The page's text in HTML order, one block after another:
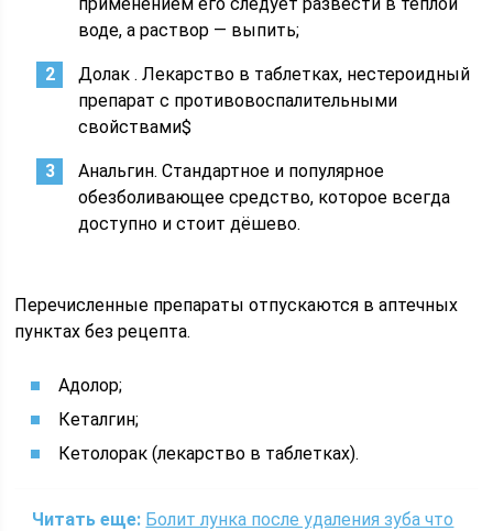
воде, а раствор — выпить;
Долак . Лекарство в таблетках, нестероидный
препарат с противовоспалительными
свойствами$
Анальгин. Стандартное и популярное
обезболивающее средство, которое всегда
доступно и стоит дёшево.
Перечисленные препараты отпускаются в аптечных
пунктах без рецепта.
Адолор;
Кеталгин;
Кетолорак (лекарство в таблетках).
Читать еще: Болит лунка после удаления зуба что